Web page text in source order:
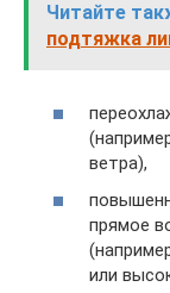
Читайте
подтяжка
ветра),
прямое
или